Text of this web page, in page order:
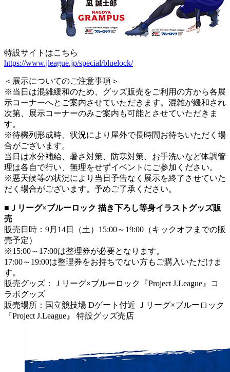
特設サイトはこちら
https://www.jleague.jp/special/bluelock/
＜展示についてのご注意事項＞
※当日は混雑緩和のため、グッズ販売をご利用の方から各展
示コーナーへとご案内させていただきます。混雑が緩和され
次第、展示コーナーのみご案内も可能とさせていただきま
す。
※待機列形成時、状況により屋外で長時間お待ちいただく場
合がございます。
当日は水分補給、暑さ対策、防寒対策、お手洗いなど体調管
理は各自で行い、無理をせずイベントにご参加ください。
※悪天候等の状況により当日予告なく展示を終了させていた
だく場合がございます。予めご了承ください。
■Ｊリーグ×ブルーロック 描き下ろし等身イラストグッズ販
売
販売日時：9月14日（土）15:00～19:00（キックオフまでの販
売予定）
※15:00～17:00は整理券が必要となります。
17:00～19:00は整理券をお持ちでない方もご購入いただけま
す。
販売グッズ：Ｊリーグ×ブルーロック『Project J.League』コ
ラボグッズ
販売場所：国立競技場 Dゲート付近 Ｊリーグ×ブルーロック
『Project J.League』 特設グッズ売店